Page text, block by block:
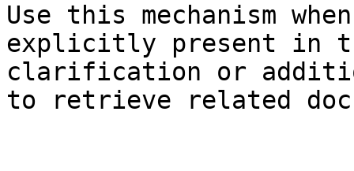
Use this mechanism
explicitly present in
clarification or